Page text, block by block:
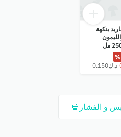
بنكهة
⁦د.ك0.150⁩
و الفشار🍿